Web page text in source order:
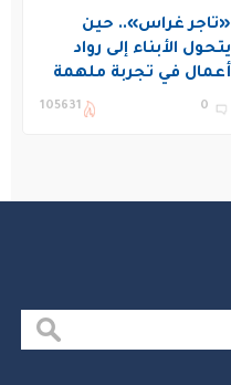
«تاجر غراس».. حين
يتحول الأبناء إلى رواد
أعمال في تجربة ملهمة
بنادي غراس الصيفي
0
105631